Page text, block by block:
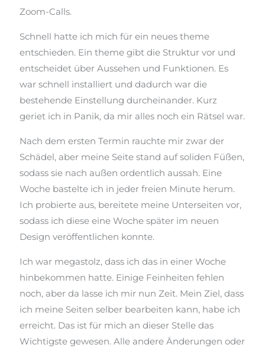
Zoom-Calls.
Schnell hatte ich mich für ein neuestheme
entschieden. Eintheme gibt die Struktur vor und
entscheidet über Aussehen und Funktionen. Es
war schnell installiert unddadurch war die
bestehende Einstellung durcheinander. Kurz
geriet ich in Panik, da mir alles noch ein Rätsel war.
Nach dem erstenTermin rauchte mir zwar der
Schädel, aber meine Seite stand auf soliden Füßen,
sodass sie nach außen ordentlich aussah. Eine
Woche bastelte ich in jeder freien Minute herum.
Ich probierte aus, bereitete meine Unterseiten vor,
sodass ich diese eine Woche später im neuen
Design veröffentlichen konnte.
Ich war megastolz, dass ich das in einer Woche
hinbekommen hatte. Einige Feinheiten fehlen
noch, aber da lasse ich mir nun Zeit. Mein Ziel, dass
ich meine Seiten selber bearbeiten kann, habe ich
erreicht. Das ist für mich an dieser Stelle das
Wichtigste gewesen. Alle andere Änderungen oder